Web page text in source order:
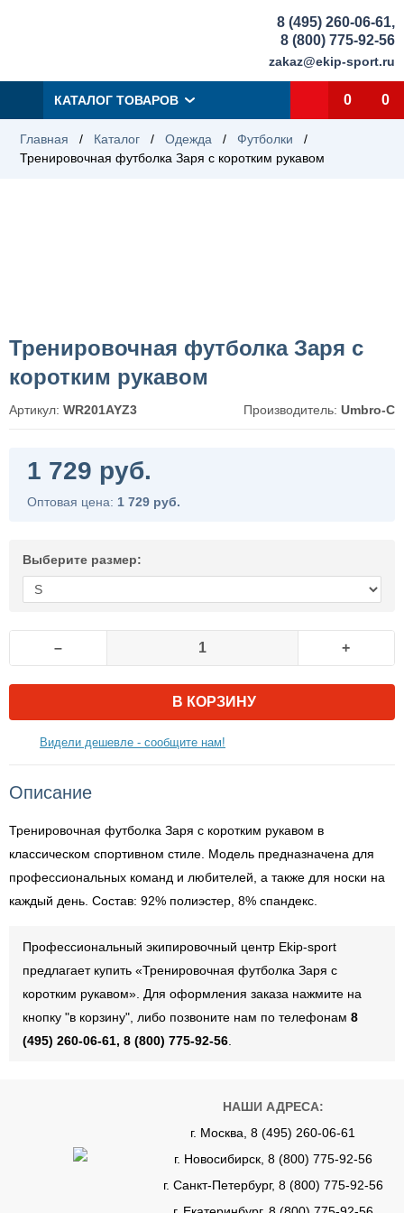
8 (495) 260-06-61,
8 (800) 775-92-56
zakaz@ekip-sport.ru
КАТАЛОГ ТОВАРОВ 0 0
Главная / Каталог / Одежда / Футболки
/
Тренировочная футболка Заря с коротким рукавом
Тренировочная футболка Заря с
коротким рукавом
Артикул: WR201AYZ3 Производитель: Umbro-C
1 729 руб.
Оптовая цена: 1 729 руб.
Выберите размер:
– +
В КОРЗИНУ
Видели дешевле - сообщите нам!
Описание
Тренировочная футболка Заря с коротким рукавом в
классическом спортивном стиле. Модель предназначена для
профессиональных команд и любителей, а также для носки на
каждый день. Состав: 92% полиэстер, 8% спандекс.
Профессиональный экипировочный центр Ekip-sport
предлагает купить «Тренировочная футболка Заря с
коротким рукавом». Для оформления заказа нажмите на
кнопку "в корзину", либо позвоните нам по телефонам 8
(495) 260-06-61, 8 (800) 775-92-56
НАШИ АДРЕСА:
г. Москва, 8 (495) 260-06-61
г. Новосибирск, 8 (800) 775-92-56
г. Санкт-Петербург, 8 (800) 775-92-56